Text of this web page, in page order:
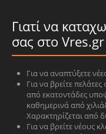
Γιατί να
σας στο Vres.gr
Για να αναπτύξετε
Για να βρείτε
από εκατοντάδες
καθημερινά από
Χαρακτηρίζεται από
Για να βρείτε νέους